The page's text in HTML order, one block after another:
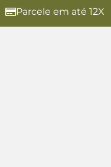
Parcele em até 12X